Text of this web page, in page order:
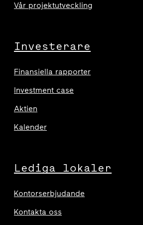
Vår projektutveckling
Investerare
Finansiella rapporter
Investment case
Aktien
Kalender
Lediga lokaler
Kontorserbjudande
Kontakta oss